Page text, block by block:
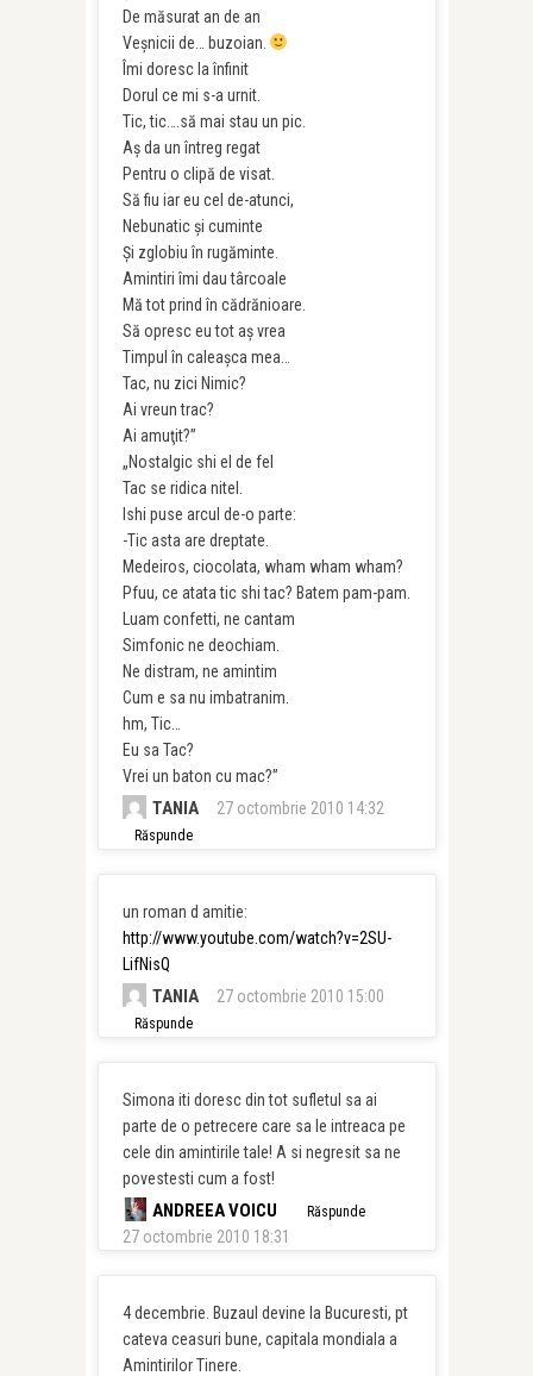
De măsurat an de an
Veşnicii de… buzoian.
Îmi doresc la înfinit
Dorul ce mi s-a urnit.
Tic, tic….să mai stau un pic.
Aş da un întreg regat
Pentru o clipă de visat.
Să fiu iar eu cel de-atunci,
Nebunatic şi cuminte
Şi zglobiu în rugăminte.
Amintiri îmi dau târcoale
Mă tot prind în cădrănioare.
Să opresc eu tot aş vrea
Timpul în caleaşca mea…
Tac, nu zici Nimic?
Ai vreun trac?
Ai amuţit?”
„Nostalgic shi el de fel
Tac se ridica nitel.
Ishi puse arcul de-o parte:
-Tic asta are dreptate.
Medeiros, ciocolata, wham wham wham?
Pfuu, ce atata tic shi tac? Batem pam-pam.
Luam confetti, ne cantam
Simfonic ne deochiam.
Ne distram, ne amintim
Cum e sa nu imbatranim.
hm, Tic…
Eu sa Tac?
Vrei un baton cu mac?”
TANIA 27 octombrie 2010 14:32
Răspunde
un roman d amitie:
http://www.youtube.com/watch?v=2SU-
LifNisQ
TANIA 27 octombrie 2010 15:00
Răspunde
Simona iti doresc din tot sufletul sa ai
parte de o petrecere care sa le intreaca pe
cele din amintirile tale! A si negresit sa ne
povestesti cum a fost!
ANDREEA VOICU
27 octombrie 2010 18:31
Răspunde
4 decembrie. Buzaul devine la Bucuresti, pt
cateva ceasuri bune, capitala mondiala a
Amintirilor Tinere.